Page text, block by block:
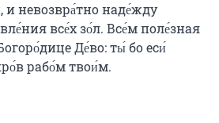
и невозвра́тно наде́жду
все́х зо́л. Все́м поле́зная
Де́во: ты́ бо еси́
рабо́м твои́м.